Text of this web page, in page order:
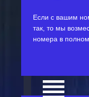
Если с вашим
так, то мы
номера в